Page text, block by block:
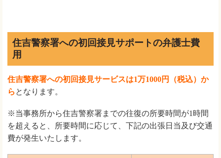
住吉警察署への初回接見サポートの弁護士費
用
住吉警察署への初回接見サービスは1万1000円（税込）か
ら となります。
※当事務所から住吉警察署までの往復の所要時間が1時間
を超えると、所要時間に応じて、下記の出張日当及び交通
費が発生いたします。